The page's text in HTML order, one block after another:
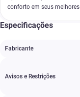
conforto em seus
Especificações
Fabricante
Avisos e Restrições